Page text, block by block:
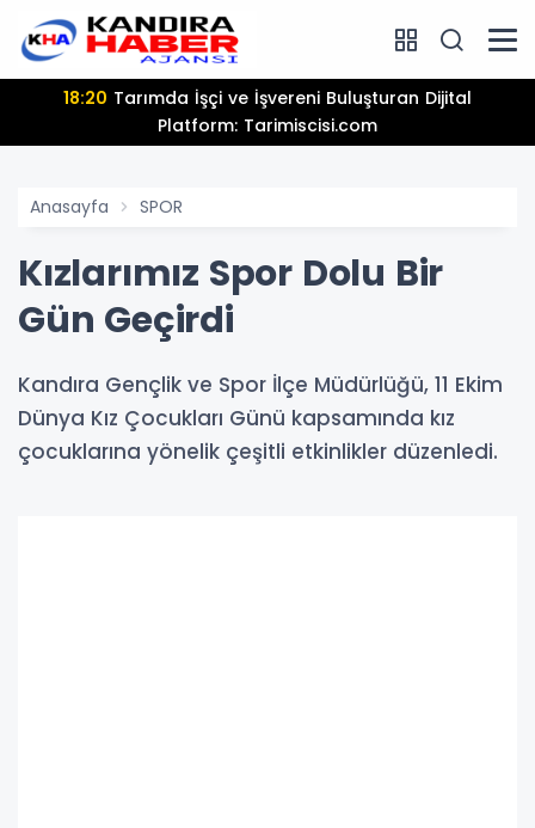
18:20
Platform: Tarimiscisi.com
Anasayfa SPOR
Kızlarımız Spor Dolu Bir
Gün Geçirdi
Kandıra Gençlik ve Spor İlçe Müdürlüğü, 11 Ekim
Dünya Kız Çocukları Günü kapsamında kız
çocuklarına yönelik çeşitli etkinlikler düzenledi.